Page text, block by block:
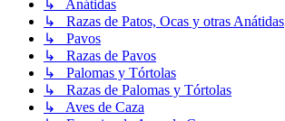
↳ Anátidas
↳ Razas de Patos, Ocas y otras Anátidas
↳ Pavos
↳ Razas de Pavos
↳ Palomas y Tórtolas
↳ Razas de Palomas y Tórtolas
↳ Aves de Caza